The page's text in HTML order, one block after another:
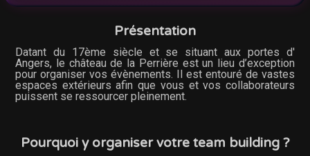
Présentation
Datant du 17ème siècle et se situant aux portes d'
Angers, le château de la Perrière est un lieu d’exception
pour organiser vos évènements. Il est entouré de vastes
espaces extérieurs afin que vous et vos collaborateurs
puissent se ressourcer pleinement.
Pourquoi y organiser votre team building ?